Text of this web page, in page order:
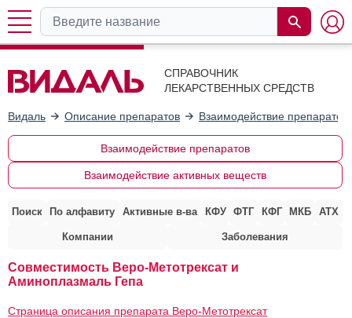
СПРАВОЧНИК
ЛЕКАРСТВЕННЫХ СРЕДСТВ
Видаль Описание препаратов Взаимодействие препаратов
Взаимодействие препаратов
Взаимодействие активных веществ
Поиск По алфавиту Активные в-ва КФУ ФТГ КФГ МКБ АТХ
Компании Заболевания
Совместимость Веро-Метотрексат и
Аминоплазмаль Гепа
Страница описания препарата Веро-Метотрексат